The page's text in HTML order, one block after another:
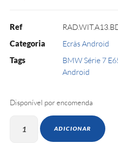
Ref
Categoria Ecrãs Android
Tags BMW Série 7
Android
Disponível por encomenda
ADICIONAR